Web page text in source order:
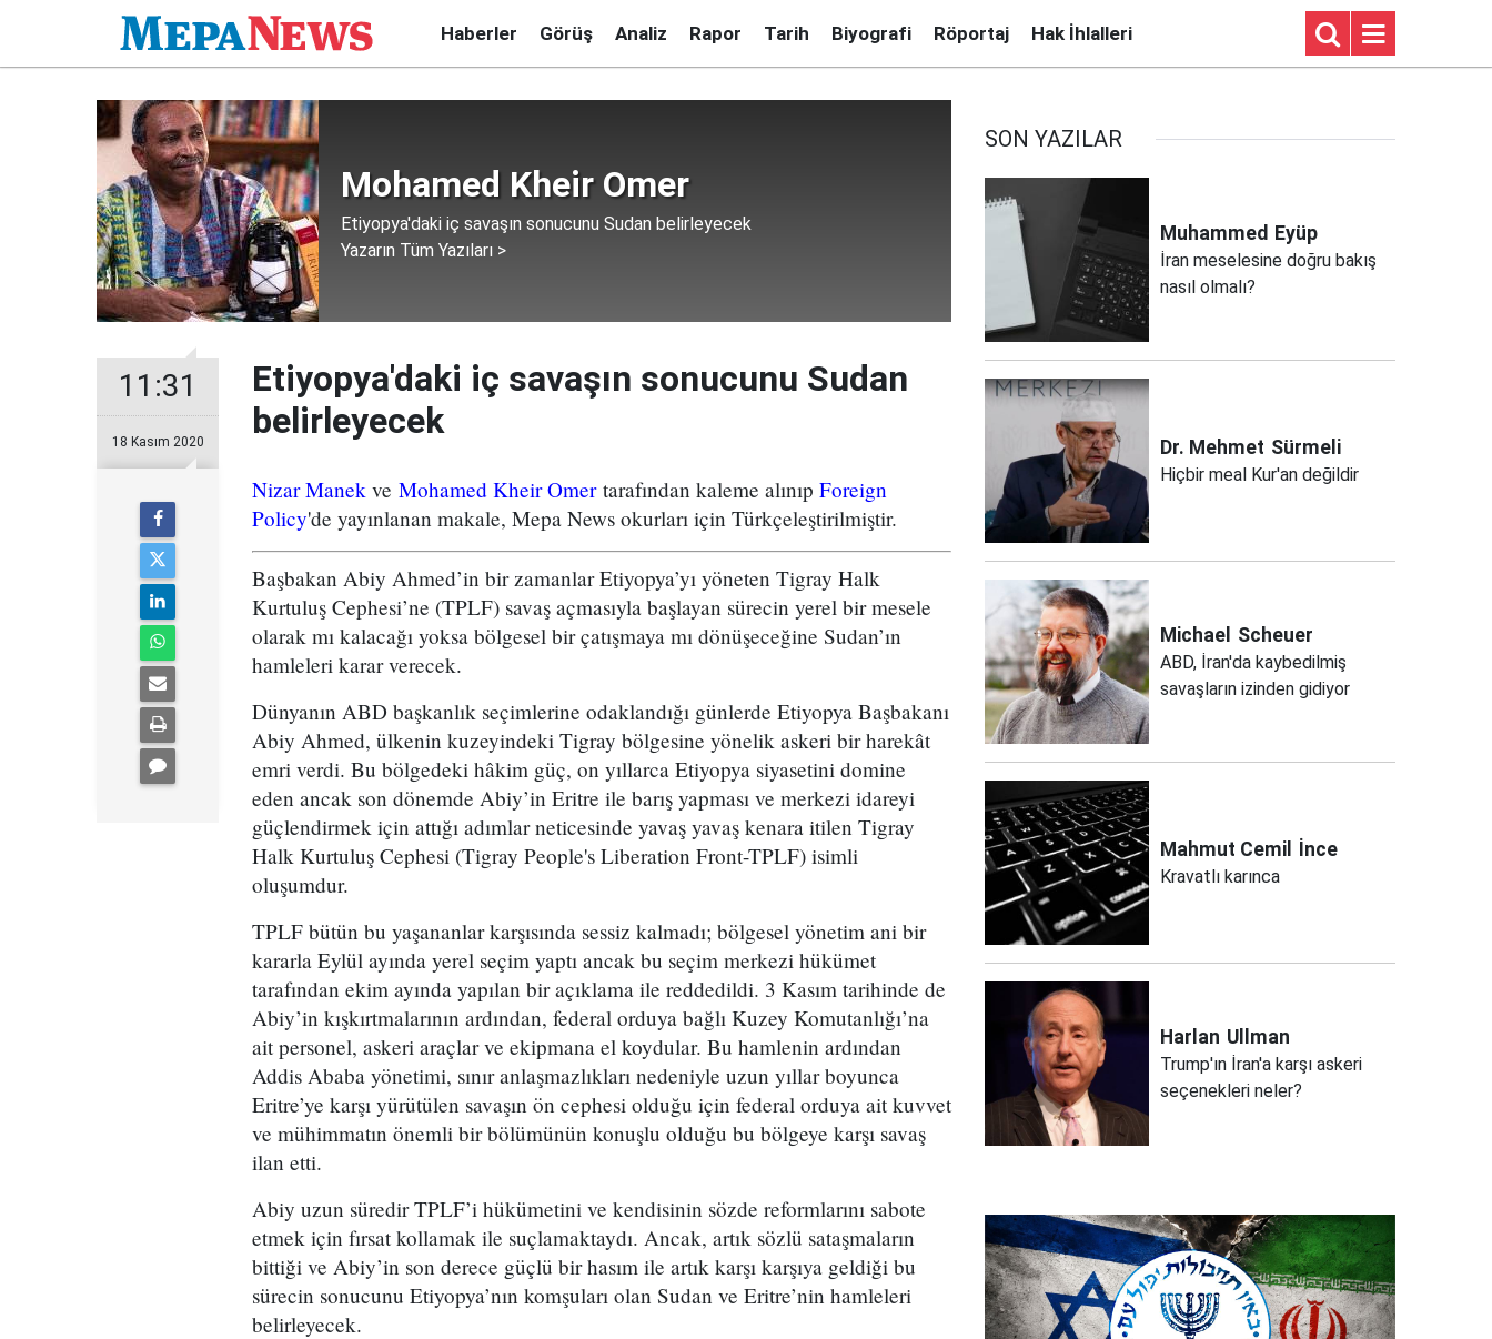
Haberler Görüş Analiz Rapor Tarih Biyografi Röportaj Hak İhlalleri
Mohamed Kheir Omer
Etiyopya'daki iç savaşın sonucunu Sudan belirleyecek
Yazarın Tüm Yazıları >
11:31
18 Kasım 2020
Etiyopya'daki iç savaşın sonucunu Sudan
belirleyecek
Nizar Manek ve Mohamed Kheir Omertarafından kaleme alınıp Foreign
Policy'de yayınlanan makale, Mepa News okurları için Türkçeleştirilmiştir.
Başbakan Abiy Ahmed’in bir zamanlar Etiyopya’yı yöneten Tigray Halk
Kurtuluş Cephesi’ne (TPLF) savaş açmasıyla başlayan sürecin yerel bir mesele
olarak mı kalacağı yoksa bölgesel bir çatışmaya mı dönüşeceğine Sudan’ın
hamleleri karar verecek.
Dünyanın ABD başkanlık seçimlerine odaklandığı günlerde Etiyopya Başbakanı
Abiy Ahmed, ülkenin kuzeyindeki Tigray bölgesine yönelik askeri bir harekât
emri verdi. Bu bölgedeki hâkim güç, on yıllarca Etiyopya siyasetini domine
eden ancak son dönemde Abiy’in Eritre ile barış yapması ve merkezi idareyi
güçlendirmek için attığı adımlar neticesinde yavaş yavaş kenara itilen Tigray
Halk Kurtuluş Cephesi (Tigray People's Liberation Front-TPLF) isimli
oluşumdur.
TPLF bütün bu yaşananlar karşısında sessiz kalmadı; bölgesel yönetim ani bir
kararla Eylül ayında yerel seçim yaptı ancak bu seçim merkezi hükümet
tarafından ekim ayında yapılan bir açıklama ile reddedildi. 3 Kasım tarihinde de
Abiy’in kışkırtmalarının ardından, federal orduya bağlı Kuzey Komutanlığı’na
ait personel, askeri araçlar ve ekipmana el koydular. Bu hamlenin ardından
Addis Ababa yönetimi, sınır anlaşmazlıkları nedeniyle uzun yıllar boyunca
Eritre’ye karşı yürütülen savaşın ön cephesi olduğu için federal orduya ait kuvvet
ve mühimmatın önemli bir bölümünün konuşlu olduğu bu bölgeye karşı savaş
ilan etti.
Abiy uzun süredir TPLF’i hükümetini ve kendisinin sözde reformlarını sabote
etmek için fırsat kollamak ile suçlamaktaydı. Ancak, artık sözlü sataşmaların
bittiği ve Abiy’in son derece güçlü bir hasım ile artık karşı karşıya geldiği bu
sürecin sonucunu Etiyopya’nın komşuları olan Sudan ve Eritre’nin hamleleri
belirleyecek.
SON YAZILAR
Muhammed Eyüp
İran meselesine doğru bakış
nasıl olmalı?
Dr. Mehmet Sürmeli
Hiçbir meal Kur'an değildir
Michael Scheuer
ABD, İran'da kaybedilmiş
savaşların izinden gidiyor
Mahmut Cemil İnce
Kravatlı karınca
Harlan Ullman
Trump'ın İran'a karşı askeri
seçenekleri neler?